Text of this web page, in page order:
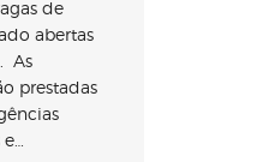
de
abertas
As
prestadas